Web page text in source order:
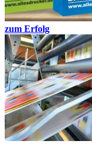
zum Erfolg